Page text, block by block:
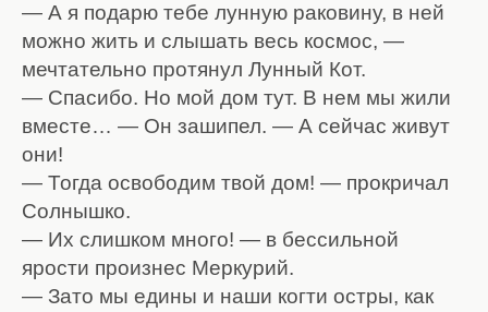
— А я подарю тебе лунную раковину, в ней
можно жить и слышать весь космос, —
мечтательно протянул Лунный Кот.
— Спасибо. Но мой дом тут. В нем мы жили
вместе… — Он зашипел. — А сейчас живут
они!
— Тогда освободим твой дом! — прокричал
Солнышко.
— Их слишком много! — в бессильной
ярости произнес Меркурий.
— Зато мы едины и наши когти остры, как